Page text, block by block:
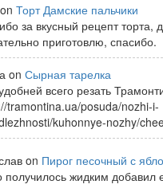
on Торт Дамские пальчики
за вкусный рецепт торта,
приготовлю, спасибо.
on Сырная тарелка
всего резать
tramontina.ua/posuda/nozhi-i-
kuhonnye-nozhy/
on Пирог песочный с
получилось жидким добавил